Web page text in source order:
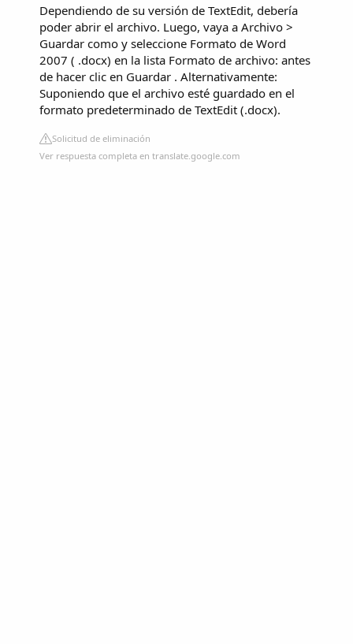
Dependiendo de su versión de TextEdit, debería
poder abrir el archivo. Luego, vaya a Archivo >
Guardar como y seleccione Formato de Word
2007 ( .docx) en la lista Formato de archivo: antes
de hacer clic en Guardar . Alternativamente:
Suponiendo que el archivo esté guardado en el
formato predeterminado de TextEdit (.docx).
Solicitud de eliminación
Ver respuesta completa en translate.google.com